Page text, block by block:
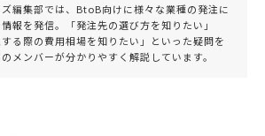
編集部では、BtoB向けに様々な業種の発注に
報を発信。「発注先の選び方を知りたい」
する際の費用相場を知りたい」といった疑問を
メンバーが分かりやすく解説しています。